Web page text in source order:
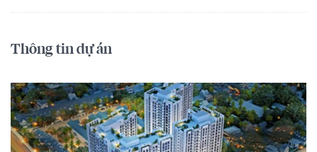
Thông tin dự án